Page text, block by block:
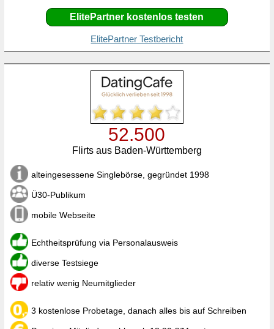
ElitePartner kostenlos testen
ElitePartner Testbericht
52.500
Flirts aus Baden-Württemberg
alteingesessene Singlebörse, gegründet 1998
Ü30-Publikum
mobile Webseite
Echtheitsprüfung via Personalausweis
diverse Testsiege
relativ wenig Neumitglieder
3 kostenlose Probetage, danach alles bis auf Schreiben